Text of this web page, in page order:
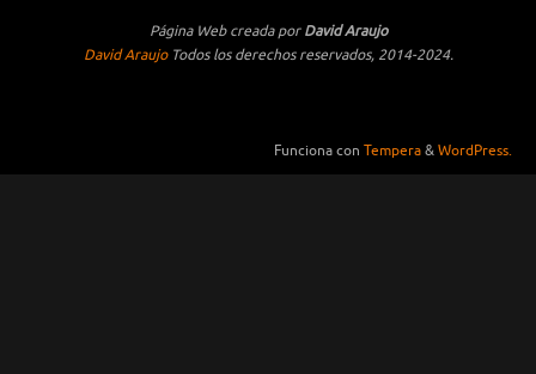
Página Web creada porDavid Araujo
David AraujoTodos los derechos reservados, 2014-2024.
Funciona con Tempera&WordPress.